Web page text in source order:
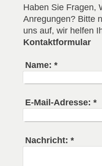
Haben Sie Fragen,
Anregungen? Bitte
uns auf, wir helfen
Kontaktformular
Name: *
E-Mail-Adresse: *
Nachricht: *